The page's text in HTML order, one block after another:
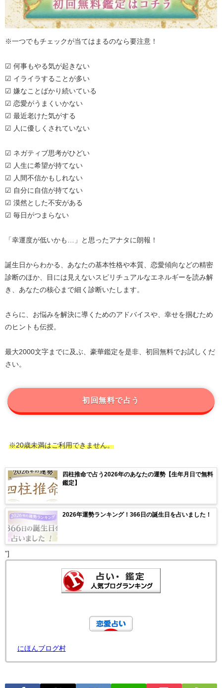
※一つでもチェックが当てはまるのなら要注意！
☑ 何事もやる気が起きない
☑ イライラすることが多い
☑ 嫌なことばかり続いている
☑ 恋愛がうまくいかない
☑ 最近老けた気がする
☑ 人に優しくされていない
☑ ネガティブ思考がひどい
☑ 人生に希望が持てない
☑ 人間不信かもしれない
☑ 自分に自信が持てない
☑ 漠然とした不安がある
☑ 毎日がつまらない
「幸運度が低いかも…」と思ったアナタに朗報！
誕生日からわかる、あなたの基本性格や本質、恋愛傾向などの精密
診断のほか、目には見えないスピリチュアルなエネルギーを読み解
き、あなたの核心まで細く診断いたします。
さらに、お悩みを解決に導くためのアドバイスや、幸せを掴むため
のヒントも伝授。
最大2000文字までに及ぶ、豪華鑑定を是非、初回無料でお試しくだ
さい。
初回無料で占う
※20歳未満はご利用できません。
四柱推命で占う2026年のあなたの運勢【生年月日で無料
鑑定】
2026年運勢ランキング！366日の誕生日を占いました！
"]
にほんブログ村